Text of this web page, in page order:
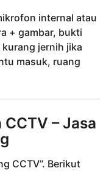
internal atau
+ gambar, bukti
jernih jika
masuk, ruang
CCTV – Jasa
CCTV”. Berikut